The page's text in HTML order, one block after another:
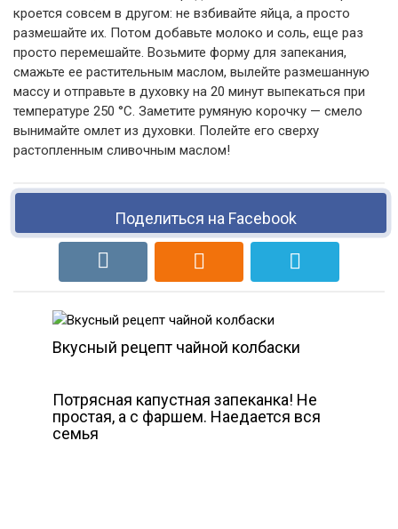
кроется совсем в другом: не взбивайте яйца, а просто
размешайте их. Потом добавьте молоко и соль, еще раз
просто перемешайте. Возьмите форму для запекания,
смажьте ее растительным маслом, вылейте размешанную
массу и отправьте в духовку на 20 минут выпекаться при
температуре 250 °С. Заметите румяную корочку — смело
вынимайте омлет из духовки. Полейте его сверху
растопленным сливочным маслом!
Поделиться на Facebook
Вкусный рецепт чайной колбаски
Потрясная капустная запеканка! Не
простая, а с фаршем. Наедается вся
семья